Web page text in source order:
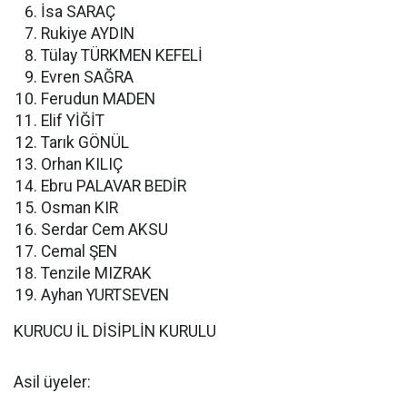
İsa SARAÇ
Rukiye AYDIN
Tülay TÜRKMEN KEFELİ
Evren SAĞRA
Ferudun MADEN
Elif YİĞİT
Tarık GÖNÜL
Orhan KILIÇ
Ebru PALAVAR BEDİR
Osman KIR
Serdar Cem AKSU
Cemal ŞEN
Tenzile MIZRAK
Ayhan YURTSEVEN
KURUCU İL DİSİPLİN KURULU
Asil üyeler: